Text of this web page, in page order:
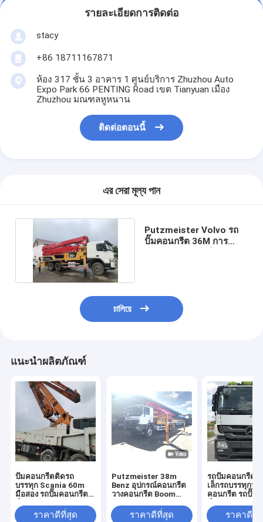
รายละเอียดการติดต่อ
stacy
+86 18711167871
ห้อง 317 ชั้น 3 อาคาร 1 ศูนย์บริการ Zhuzhou Auto
Expo Park 66 PENTING Road เขต Tianyuan เมือง
Zhuzhou มณฑลหูหนาน
ติดต่อตอนนี้
এর সেরা মূল্য পান
Putzmeister Volvo รถ
ปั๊มคอนกรีต 36M การ
চালিয়ে
แนะนำผลิตภัณฑ์
ปั๊มคอนกรีตติดรถ
บรรทุก Scania 60m
มือสอง รถปั๊มคอนกรีต
ราคาดีที่สุด
Putzmeister 38m
Benz อุปกรณ์คอนกรีต
วางคอนกรีต Boom
ใช้รถบรรทุกปั๊มคอนกรีต
ราคาดีที่สุด
รถปั๊มคอนกรีตข
เล็กรถบรรทุกปั๊ม
คอนกรีต รถปั๊ม
ราคาดีที่